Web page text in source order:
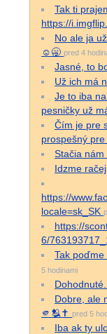
Tak ti
https://
No ale ja
☺️🥱 pred 4
Jasné, to
Už ich má
Je to iba
pesničky už
Čím je pre
prospešný
Stačia
Idzme
https://
locale=sk_SK
https://
6/
Tak
5 hodinami
Dobre, ale
🫵🫂✝️ pred 5
Iba ak ty